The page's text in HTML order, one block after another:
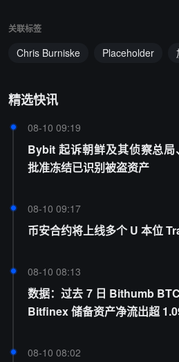
关联标签
Chris Burniske Placeholder
精选快讯
08-10 09:19
Bybit 起诉朝鲜及其侦察总
批准冻结已识别被盗资产
08-10 09:17
币安合约将上线多个 U 本位
08-10 08:13
数据：过去 7 日 Bithumb
Bitfinex 储备资产净流出超
08-10 08:02